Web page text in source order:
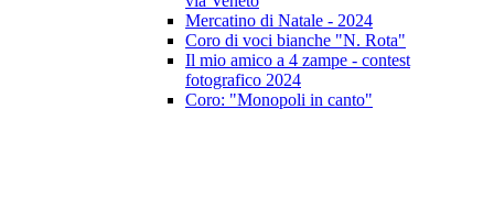
Mercatino di Natale - 2024
Coro di voci bianche "N. Rota"
Il mio amico a 4 zampe - contest
fotografico 2024
Coro: "Monopoli in canto"